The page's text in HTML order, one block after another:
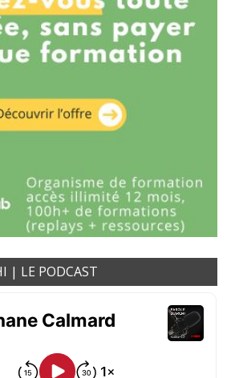
| LE PODCAST